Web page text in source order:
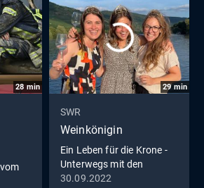
28min 29min
SWR
Weinkönigin
Ein Leben für die Krone -
Unterwegs mit den
Weinköniginnen
30.09.2022